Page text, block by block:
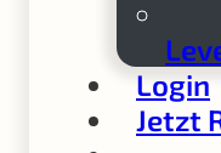
Login
Jetzt